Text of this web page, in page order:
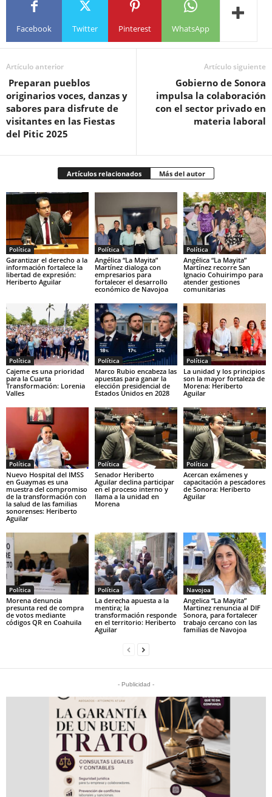
Facebook Twitter Pinterest WhatsApp
Artículo anterior
Preparan pueblos
originarios voces, danzas y
sabores para disfrute de
visitantes en las Fiestas
del Pitic 2025
Artículo siguiente
Gobierno de Sonora
impulsa la colaboración
con el sector privado en
materia laboral
Artículos relacionados Más del autor
Política
Garantizar el derecho a la
información fortalece la
libertad de expresión:
Heriberto Aguilar
Política
Angélica “La Mayita”
Martínez dialoga con
empresarios para
fortalecer el desarrollo
económico de Navojoa
Política
Angélica “La Mayita”
Martínez recorre San
Ignacio Cohuirimpo para
atender gestiones
comunitarias
Política
Cajeme es una prioridad
para la Cuarta
Transformación: Lorenia
Valles
Política
Marco Rubio encabeza las
apuestas para ganar la
elección presidencial de
Estados Unidos en 2028
Política
La unidad y los principios
son la mayor fortaleza de
Morena: Heriberto
Aguilar
Política
Nuevo Hospital del IMSS
en Guaymas es una
muestra del compromiso
de la transformación con
la salud de las familias
sonorenses: Heriberto
Aguilar
Política
Senador Heriberto
Aguilar declina participar
en el proceso interno y
llama a la unidad en
Morena
Política
Acercan exámenes y
capacitación a pescadores
de Sonora: Heriberto
Aguilar
Política
Morena denuncia
presunta red de compra
de votos mediante
códigos QR en Coahuila
Política
La derecha apuesta a la
mentira; la
transformación responde
en el territorio: Heriberto
Aguilar
Navojoa
Angelica “La Mayita”
Martinez renuncia al DIF
Sonora, para fortalecer
trabajo cercano con las
familias de Navojoa
- Publicidad -